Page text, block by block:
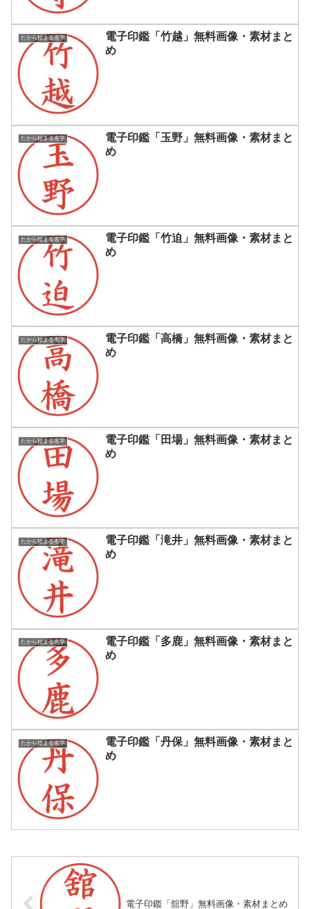
たから始まる名字
電子印鑑「竹越」無料画像・素材まと
め
たから始まる名字
電子印鑑「玉野」無料画像・素材まと
め
たから始まる名字
電子印鑑「竹迫」無料画像・素材まと
め
たから始まる名字
電子印鑑「高橋」無料画像・素材まと
め
たから始まる名字
電子印鑑「田場」無料画像・素材まと
め
たから始まる名字
電子印鑑「滝井」無料画像・素材まと
め
たから始まる名字
電子印鑑「多鹿」無料画像・素材まと
め
たから始まる名字
電子印鑑「丹保」無料画像・素材まと
め
電子印鑑「舘野」無料画像・素材まとめ